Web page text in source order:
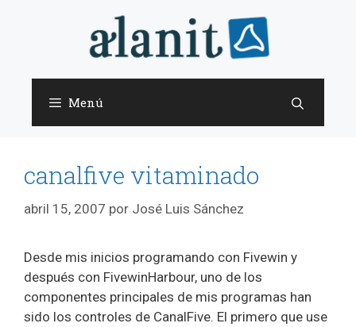
Menú
canalfive vitaminado
abril 15, 2007 por José Luis Sánchez
Desde mis inicios programando con Fivewin y
después con FivewinHarbour, uno de los
componentes principales de mis programas han
sido los controles de CanalFive. El primero que use